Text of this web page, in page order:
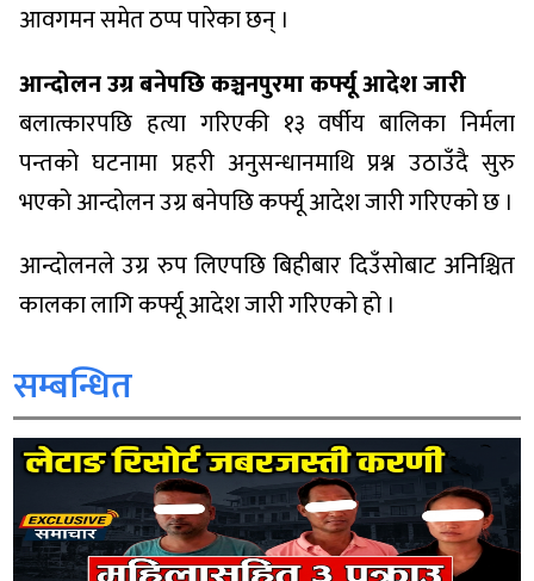
आवगमन समेत ठप्प पारेका छन् ।
आन्दोलन उग्र बनेपछि कञ्चनपुरमा कर्फ्यू आदेश जारी
बलात्कारपछि हत्या गरिएकी १३ वर्षीय बालिका निर्मला
पन्तको घटनामा प्रहरी अनुसन्धानमाथि प्रश्न उठाउँदै सुरु
भएको आन्दोलन उग्र बनेपछि कर्फ्यू आदेश जारी गरिएको छ ।
आन्दोलनले उग्र रुप लिएपछि बिहीबार दिउँसोबाट अनिश्चित
कालका लागि कर्फ्यू आदेश जारी गरिएको हो ।
सम्बन्धित